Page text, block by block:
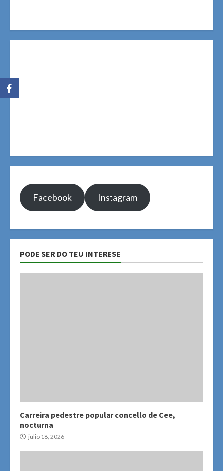
Facebook Instagram
PODE SER DO TEU INTERESE
Carreira pedestre popular concello de Cee,
nocturna
julio 18, 2026